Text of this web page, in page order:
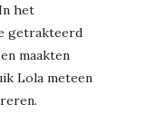
het
getrakteerd
maakten
Lola meteen